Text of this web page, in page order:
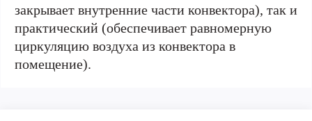
закрывает внутренние части конвектора), так и
практический (обеспечивает равномерную
циркуляцию воздуха из конвектора в
помещение).